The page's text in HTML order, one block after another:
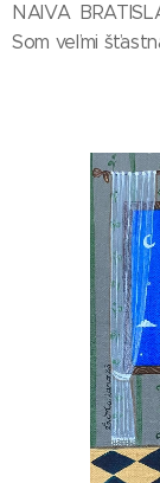
NAIVA
Som veľmi